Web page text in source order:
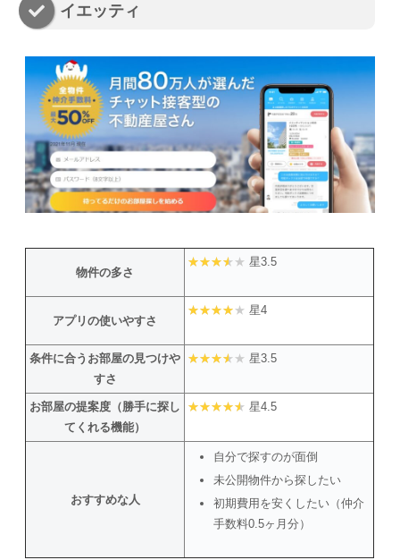
イエッティ
物件の多さ
星3.5
アプリの使いやすさ
星4
条件に合うお部屋の見つけや
すさ
星3.5
お部屋の提案度（勝手に探し
てくれる機能）
星4.5
おすすめな人
自分で探すのが面倒
未公開物件から探したい
初期費用を安くしたい（仲介
手数料0.5ヶ月分）